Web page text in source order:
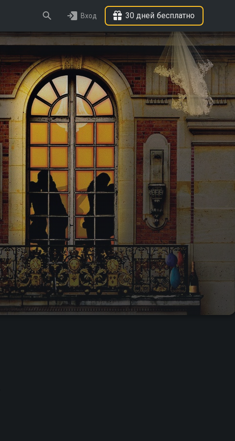
Вход 30 дней бесплатно